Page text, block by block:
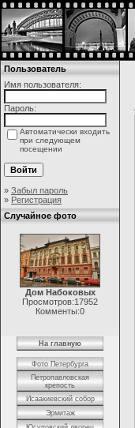
Пользователь
Имя пользователя:
Пароль:
Автоматически входить
при следующем
посещении
» Забыл пароль
» Регистрация
Случайное фото
Дом Набоковых
Просмотров:17952
Комменты:0
На главную
Фото Петербурга
Петропавловская
крепость
Исаакиевский собор
Эрмитаж